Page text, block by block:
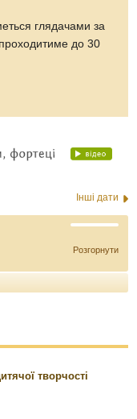
глядачами за
до 30
Інші дати
Розгорнути
творчості